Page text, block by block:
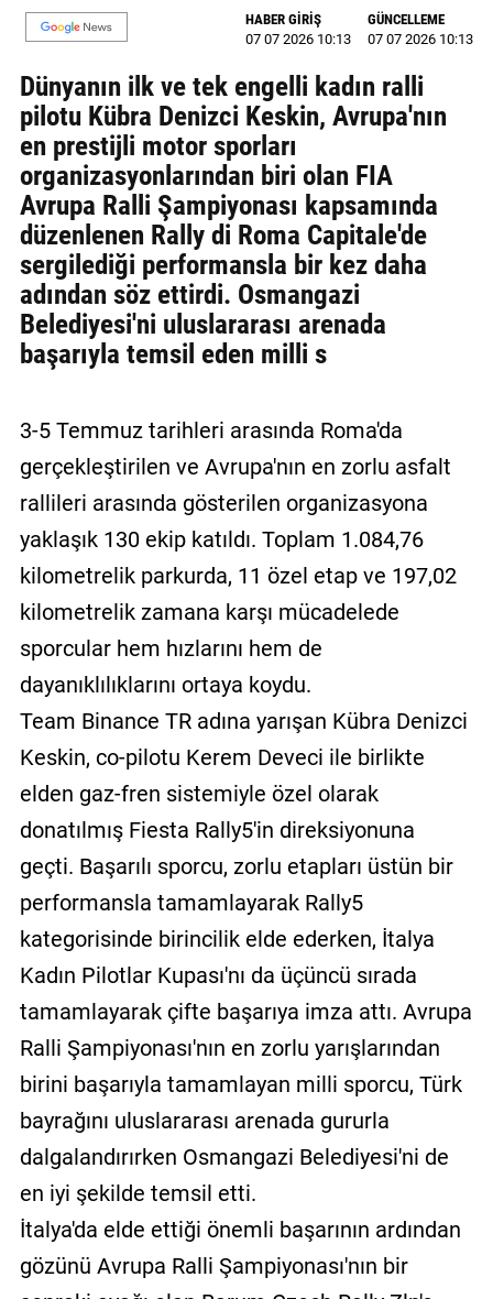
BİZE
ULAŞIN
Künye
İletişim
Gizlilik
Politikası
HABER GİRİŞ
07 07 2026 10:13
GÜNCELLEME
07 07 2026 10:13
Dünyanın ilk ve tek engelli kadın ralli
pilotu Kübra Denizci Keskin, Avrupa'nın
en prestijli motor sporları
organizasyonlarından biri olan FIA
Avrupa Ralli Şampiyonası kapsamında
düzenlenen Rally di Roma Capitale'de
sergilediği performansla bir kez daha
adından söz ettirdi. Osmangazi
Belediyesi'ni uluslararası arenada
başarıyla temsil eden milli s
3-5 Temmuz tarihleri arasında Roma'da
gerçekleştirilen ve Avrupa'nın en zorlu asfalt
rallileri arasında gösterilen organizasyona
yaklaşık 130 ekip katıldı. Toplam 1.084,76
kilometrelik parkurda, 11 özel etap ve 197,02
kilometrelik zamana karşı mücadelede
sporcular hem hızlarını hem de
dayanıklılıklarını ortaya koydu.
Team Binance TR adına yarışan Kübra Denizci
Keskin, co-pilotu Kerem Deveci ile birlikte
elden gaz-fren sistemiyle özel olarak
donatılmış Fiesta Rally5'in direksiyonuna
geçti. Başarılı sporcu, zorlu etapları üstün bir
performansla tamamlayarak Rally5
kategorisinde birincilik elde ederken, İtalya
Kadın Pilotlar Kupası'nı da üçüncü sırada
tamamlayarak çifte başarıya imza attı. Avrupa
Ralli Şampiyonası'nın en zorlu yarışlarından
birini başarıyla tamamlayan milli sporcu, Türk
bayrağını uluslararası arenada gururla
dalgalandırırken Osmangazi Belediyesi'ni de
en iyi şekilde temsil etti.
İtalya'da elde ettiği önemli başarının ardından
gözünü Avrupa Ralli Şampiyonası'nın bir